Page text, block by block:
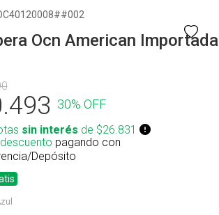
Ocn American Importada
30% OFF
sin interés de $26.831
pagando con
Depósito